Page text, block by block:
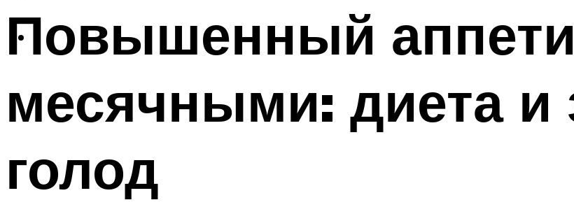
МЕНЮ
Повышенный
месячными: диета и
голод